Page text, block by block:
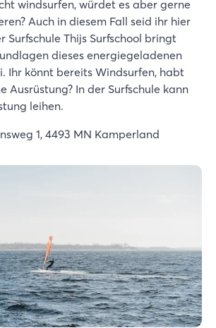
windsurfen, würdet es aber gerne
Auch in diesem Fall seid ihr hier
Surfschule Thijs Surfschool bringt
dieses energiegeladenen
Ihr könnt bereits Windsurfen, habt
Ausrüstung? In der Surfschule kann
leihen.
1, 4493 MN Kamperland